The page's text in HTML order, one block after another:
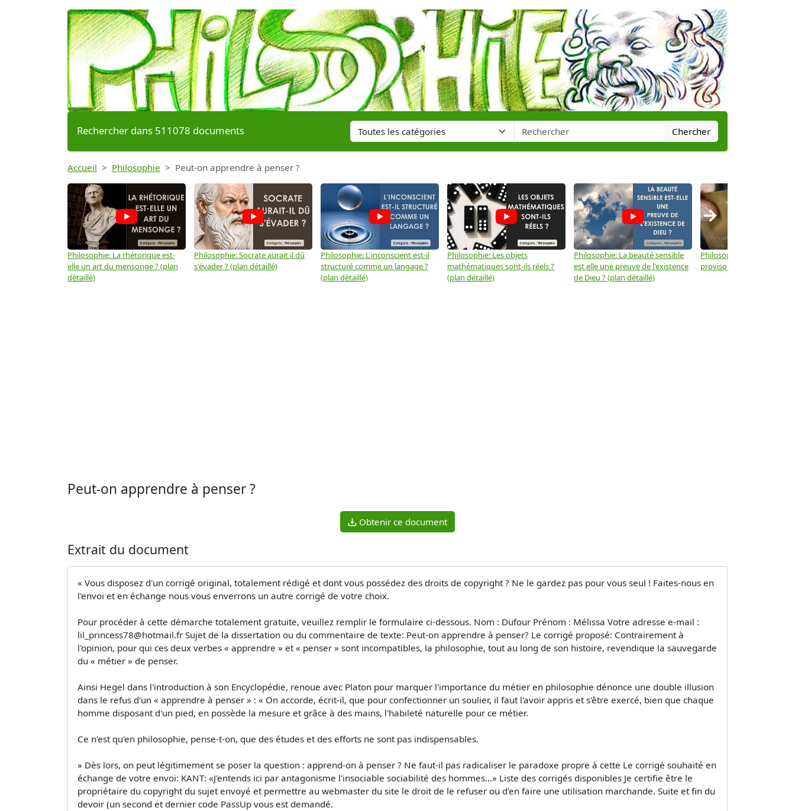
Rechercher dans 511078 documents Chercher
Accueil Philosophie Peut-on apprendre à penser ?
Philosophie: La rhétorique est-
elle un art du mensonge ? (plan
détaillé)
Philosophie: Socrate aurait il dû
s'évader ? (plan détaillé)
Philosophie: L'inconscient est-il
structuré comme un langage ?
(plan détaillé)
Philosophie: Les objets
mathématiques sont-ils réels ?
(plan détaillé)
Philosophie: La beauté sensible
est elle une preuve de l'existence
de Dieu ? (plan détaillé)
Philosophie: Le
provisoire ? (plan détaillé)
→
Peut-on apprendre à penser ?
Obtenir ce document
Extrait du document
« Vous disposez d'un corrigé original, totalement rédigé et dont vous possédez des droits de copyright ? Ne le gardez pas pour vous seul ! Faites-nous en
l'envoi et en échange nous vous enverrons un autre corrigé de votre choix.
Pour procéder à cette démarche totalement gratuite, veuillez remplir le formulaire ci-dessous. Nom : Dufour Prénom : Mélissa Votre adresse e-mail :
lil_princess78@hotmail.fr Sujet de la dissertation ou du commentaire de texte: Peut-on apprendre à penser? Le corrigé proposé: Contrairement à
l'opinion, pour qui ces deux verbes « apprendre » et « penser » sont incompatibles, la philosophie, tout au long de son histoire, revendique la sauvegarde
du « métier » de penser.
Ainsi Hegel dans l'introduction à son Encyclopédie, renoue avec Platon pour marquer l'importance du métier en philosophie dénonce une double illusion
dans le refus d'un « apprendre à penser » : « On accorde, écrit-il, que pour confectionner un soulier, il faut l'avoir appris et s'être exercé, bien que chaque
homme disposant d'un pied, en possède la mesure et grâce à des mains, l'habileté naturelle pour ce métier.
Ce n'est qu'en philosophie, pense-t-on, que des études et des efforts ne sont pas indispensables.
» Dès lors, on peut légitimement se poser la question : apprend-on à penser ? Ne faut-il pas radicaliser le paradoxe propre à cette Le corrigé souhaité en
échange de votre envoi: KANT: «J'entends ici par antagonisme l'insociable sociabilité des hommes...» Liste des corrigés disponibles Je certifie être le
propriétaire du copyright du sujet envoyé et permettre au webmaster du site le droit de le refuser ou d'en faire une utilisation marchande. Suite et fin du
devoir (un second et dernier code PassUp vous est demandé.